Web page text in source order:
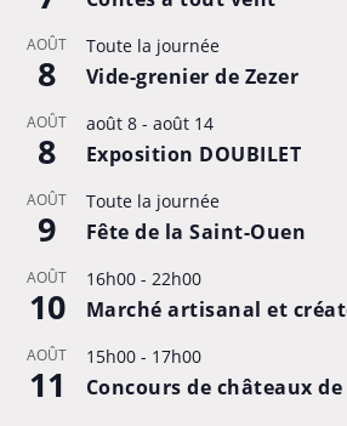
AOÛT
8
Toute la journée
Vide-grenier de Zezer
AOÛT
8
août 8- août 14
Exposition DOUBILET
AOÛT
9
Toute la journée
Fête de la Saint-Ouen
AOÛT
10
16h00- 22h00
Marché artisanal et
AOÛT
11
15h00- 17h00
Concours de châteaux